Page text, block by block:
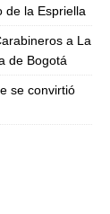
de la Espriella
a La
de Bogotá
se convirtió